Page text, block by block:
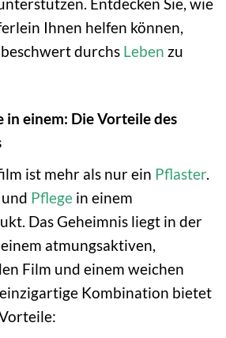
Ihnen helfen können,
durchs Leben zu
in einem: Die Vorteile des
ist mehr als nur ein Pflaster.
Pflege in einem
Das Geheimnis liegt in der
atmungsaktiven,
Film und einem weichen
Kombination bietet